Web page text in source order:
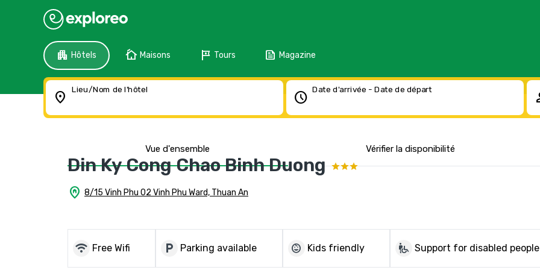
apartment Hôtels cottage Maisons tour Tours feed Magazine
location_on Lieu/Nom de l'hôtel schedule Date d'arrivée - Date de départ
Vue d'ensemble Vérifier la disponibilité
Din Ky Cong Chao Binh Duong
home_pin 8/15 Vinh Phu 02 Vinh Phu Ward, Thuan An
wifi Free Wifi local_parking Parking available child_care Kids friendly wheelchair_pickup Support for disabled people